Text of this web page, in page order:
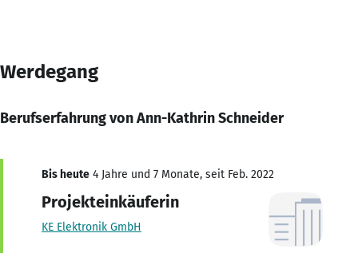
Werdegang
Berufserfahrung von Ann-Kathrin Schneider
Bis heute 4 Jahre und 7 Monate, seit Feb. 2022
Projekteinkäuferin
KE Elektronik GmbH